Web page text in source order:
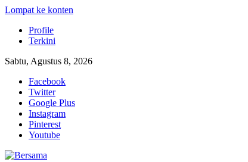
Lompat ke konten
Profile
Terkini
Sabtu, Agustus 8, 2026
Facebook
Twitter
Google Plus
Instagram
Pinterest
Youtube